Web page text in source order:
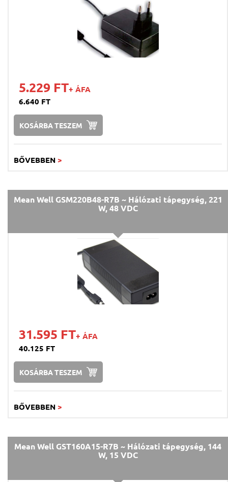
5.229 FT+ ÁFA
6.640 FT
KOSÁRBA TESZEM
BŐVEBBEN >
Mean Well GSM220B48-R7B ~ Hálózati tápegység, 221
W, 48 VDC
31.595 FT+ ÁFA
40.125 FT
KOSÁRBA TESZEM
BŐVEBBEN >
Mean Well GST160A15-R7B ~ Hálózati tápegység, 144
W, 15 VDC